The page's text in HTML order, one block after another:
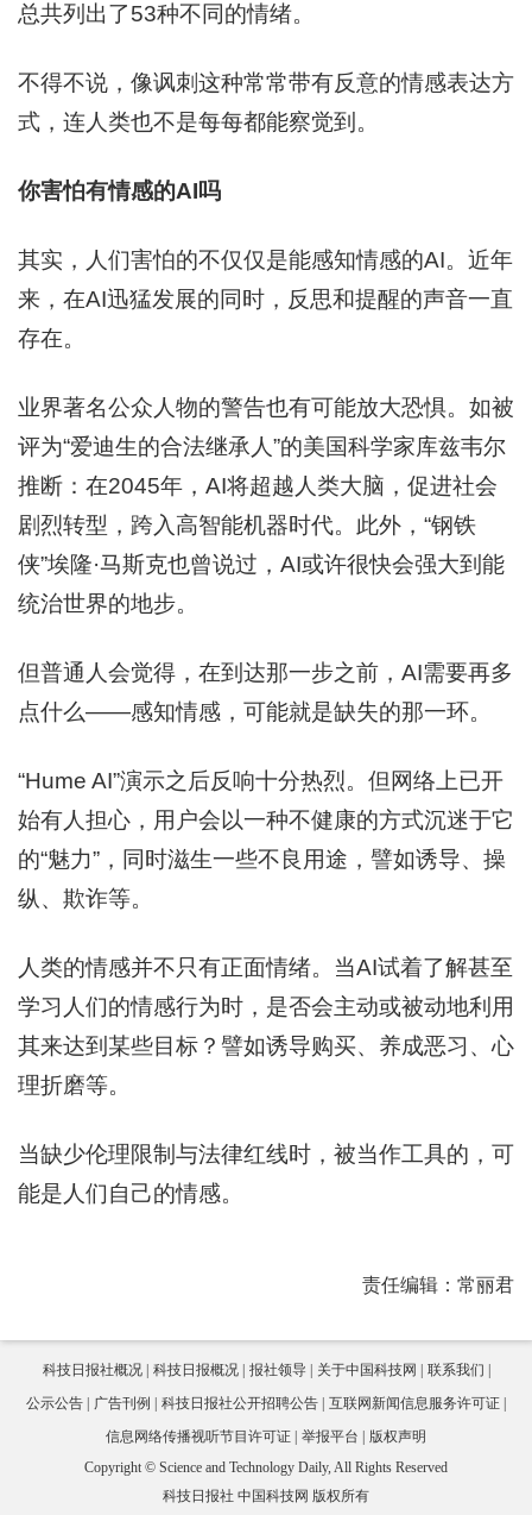
总共列出了53种不同的情绪。
不得不说，像讽刺这种常常带有反意的情感表达方
式，连人类也不是每每都能察觉到。
你害怕有情感的AI吗
其实，人们害怕的不仅仅是能感知情感的AI。近年
来，在AI迅猛发展的同时，反思和提醒的声音一直
存在。
业界著名公众人物的警告也有可能放大恐惧。如被
评为“爱迪生的合法继承人”的美国科学家库兹韦尔
推断：在2045年，AI将超越人类大脑，促进社会
剧烈转型，跨入高智能机器时代。此外，“钢铁
侠”埃隆·马斯克也曾说过，AI或许很快会强大到能
统治世界的地步。
但普通人会觉得，在到达那一步之前，AI需要再多
点什么——感知情感，可能就是缺失的那一环。
“Hume AI”演示之后反响十分热烈。但网络上已开
始有人担心，用户会以一种不健康的方式沉迷于它
的“魅力”，同时滋生一些不良用途，譬如诱导、操
纵、欺诈等。
人类的情感并不只有正面情绪。当AI试着了解甚至
学习人们的情感行为时，是否会主动或被动地利用
其来达到某些目标？譬如诱导购买、养成恶习、心
理折磨等。
当缺少伦理限制与法律红线时，被当作工具的，可
能是人们自己的情感。
责任编辑：常丽君
科技日报社概况 科技日报概况 报社领导 关于中国科技网
联系我们
公示公告
广告刊例 科技日报社公开招聘公告
互联网新闻信息服务许可证
信息网络传播视听节目许可证
举报平台
版权声明
Copyright © Science and Technology Daily, All Rights Reserved
科技日报社 中国科技网 版权所有